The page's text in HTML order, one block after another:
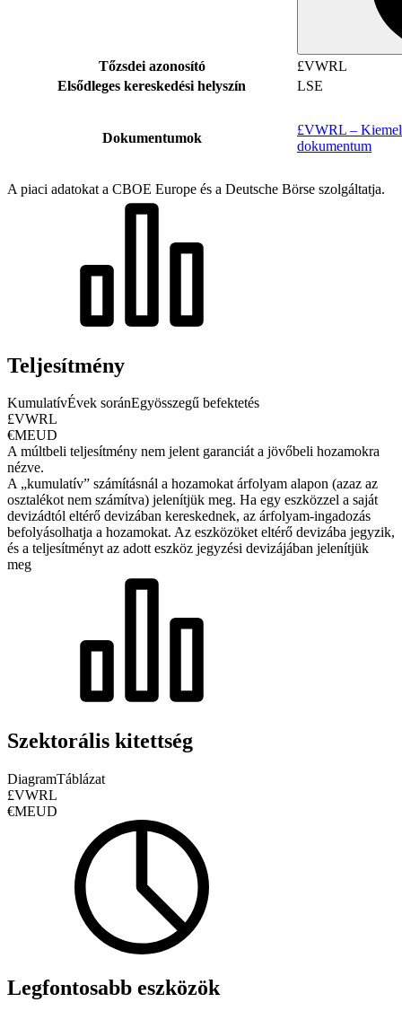
Tőzsdei azonosító
£VWRL
Elsődleges kereskedési helyszín
LSE
Dokumentumok
£VWRL –
dokumentum
A piaci adatokat a CBOE Europe és a Deutsche Börse szolgáltatja.
Teljesítmény
KumulatívÉvek soránEgyösszegű befektetés
£VWRL
€MEUD
A múltbeli teljesítmény nem jelent garanciát a jövőbeli hozamokra
nézve.
A „kumulatív” számításnál a hozamokat árfolyam alapon (azaz az
osztalékot nem számítva) jelenítjük meg. Ha egy eszközzel a saját
devizádtól eltérő devizában kereskednek, az árfolyam-ingadozás
befolyásolhatja a hozamokat. Az eszközöket eltérő devizába jegyzik,
és a teljesítményt az adott eszköz jegyzési devizájában jelenítjük
meg
Szektorális kitettség
DiagramTáblázat
£VWRL
€MEUD
Legfontosabb eszközök